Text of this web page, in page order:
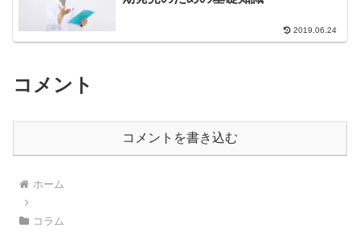
2019.06.24
コメント
コメントを書き込む
ホーム
コラム